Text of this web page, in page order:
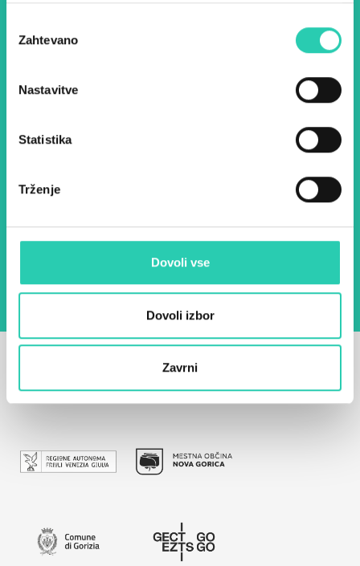
soglasja
Zahtevano
Nastavitve
Statistika
Trženje
Dovoli vse
Dovoli izbor
Zavrni
in ostanite na tekočem z
Z uporabo tega obrazca potrjujem, da sem
seznanjen z obdelavo osebnih podatkov za